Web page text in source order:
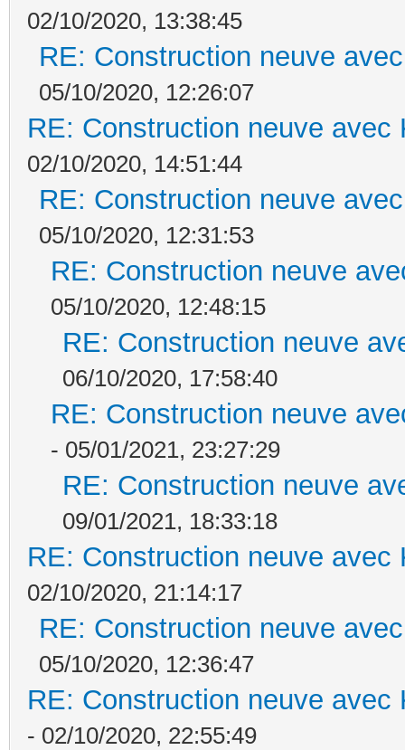
02/10/2020, 13:38:45
RE: Construction neuve
05/10/2020, 12:26:07
RE: Construction neuve avec
02/10/2020, 14:51:44
RE: Construction neuve
05/10/2020, 12:31:53
RE: Construction neuve
05/10/2020, 12:48:15
RE: Construction neuve
06/10/2020, 17:58:40
RE: Construction neuve
- 05/01/2021, 23:27:29
RE: Construction neuve
09/01/2021, 18:33:18
RE: Construction neuve avec
02/10/2020, 21:14:17
RE: Construction neuve
05/10/2020, 12:36:47
RE: Construction neuve avec
- 02/10/2020, 22:55:49